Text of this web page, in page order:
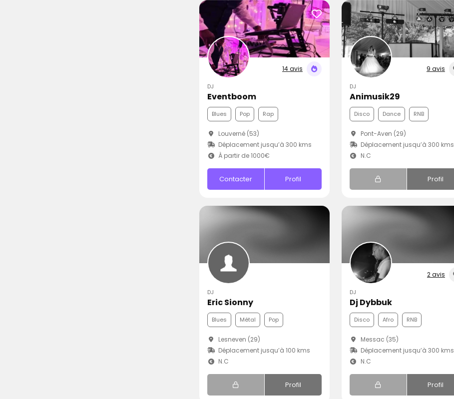
14 avis
DJ
Eventboom
Blues Pop Rap
Louverné (53)
Déplacement jusqu’à 300 kms
À partir de 1000€
Contacter Profil
9 avis
DJ
Animusik29
Disco Dance RNB
Pont-Aven (29)
Déplacement jusqu’à 300 kms
N.C
Profil
DJ
Eric Sionny
Blues Métal Pop
Lesneven (29)
Déplacement jusqu’à 100 kms
N.C
Profil
2 avis
DJ
Dj Dybbuk
Disco Afro RNB
Messac (35)
Déplacement jusqu’à 300 kms
N.C
Profil